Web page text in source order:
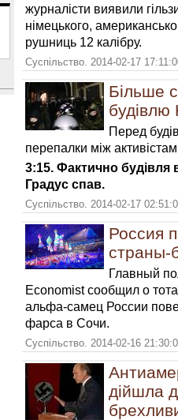
журналісти виявили
німецького,
рушниць 12 калібру.
Суспільство. 2014-02-17
Більше
Перед
перепалки між
3:15. Фактично
Градус спав.
Суспільство. 2014-02-17
Россия
страны-
Главный
Economist сообщил о
альфа-самец России
фарса в Сочи.
Суспільство. 2014-02-16
дійшла